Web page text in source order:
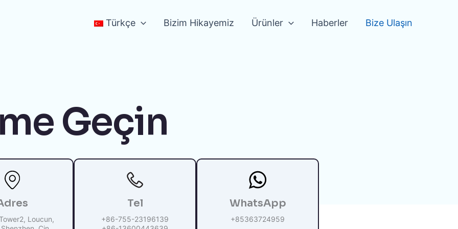
Türkçe Bizim Hikayemiz Ürünler Haberler Bize Ulaşın
Geçin
Loucun,
Tel
+86-755-23196139
WhatsApp
+85363724959